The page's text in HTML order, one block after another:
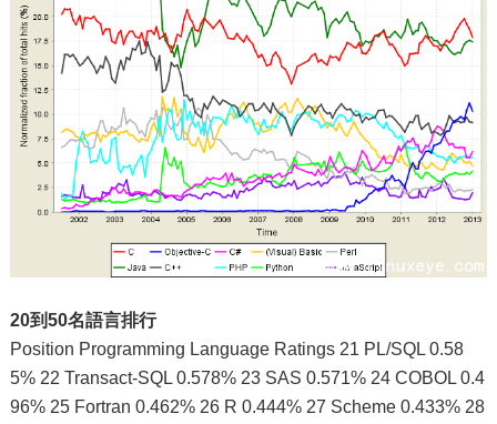
20到50名語言排行
Position Programming Language Ratings 21 PL/SQL 0.58
5% 22 Transact-SQL 0.578% 23 SAS 0.571% 24 COBOL 0.4
96% 25 Fortran 0.462% 26 R 0.444% 27 Scheme 0.433% 28